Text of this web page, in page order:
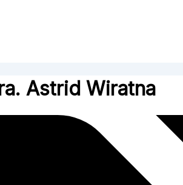
Astrid Wiratna